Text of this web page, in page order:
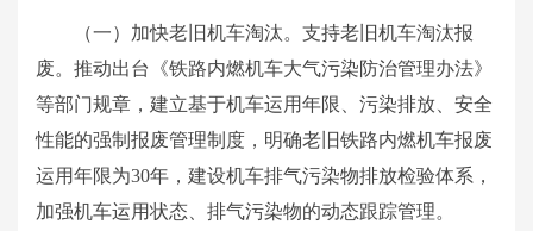
（一）加快老旧机车淘汰。支持老旧机车淘汰报
废。推动出台《铁路内燃机车大气污染防治管理办法》
等部门规章，建立基于机车运用年限、污染排放、安全
性能的强制报废管理制度，明确老旧铁路内燃机车报废
运用年限为30年，建设机车排气污染物排放检验体系，
加强机车运用状态、排气污染物的动态跟踪管理。